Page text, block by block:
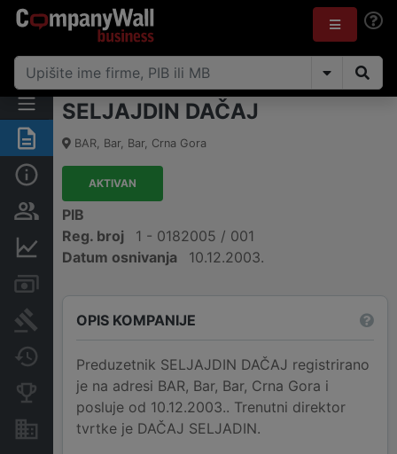
Sažetak
Osobe i vlasništvo
Finansijski podaci
Arhiva sudskih objava
Promjene
Konkurentne kompanije
Nekretnine i imovina
SELJAJDIN DAČAJ
BAR, Bar, Bar, Crna Gora
AKTIVAN
PIB
Reg. broj
1 - 0182005 / 001
Datum osnivanja
10.12.2003.
OPIS KOMPANIJE
Preduzetnik SELJAJDIN DAČAJ registrirano
je na adresi BAR, Bar, Bar, Crna Gora i
posluje od 10.12.2003.. Trenutni direktor
tvrtke je DAČAJ SELJADIN.